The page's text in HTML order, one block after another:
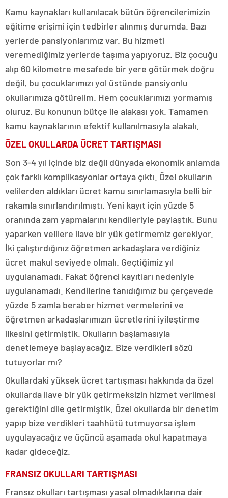
Kamu kaynakları kullanılacak bütün öğrencilerimizin
eğitime erişimi için tedbirler alınmış durumda. Bazı
yerlerde pansiyonlarımız var. Bu hizmeti
veremediğimiz yerlerde taşıma yapıyoruz. Biz çocuğu
alıp 60 kilometre mesafede bir yere götürmek doğru
değil, bu çocuklarımızı yol üstünde pansiyonlu
okullarımıza götürelim. Hem çocuklarımızı yormamış
oluruz. Bu konunun bütçe ile alakası yok. Tamamen
kamu kaynaklarının efektif kullanılmasıyla alakalı.
ÖZEL OKULLARDA ÜCRET TARTIŞMASI
Son 3-4 yıl içinde biz değil dünyada ekonomik anlamda
çok farklı komplikasyonlar ortaya çıktı. Özel okulların
velilerden aldıkları ücret kamu sınırlamasıyla belli bir
rakamla sınırlandırılmıştı. Yeni kayıt için yüzde 5
oranında zam yapmalarını kendileriyle paylaştık. Bunu
yaparken velilere ilave bir yük getirmemiz gerekiyor.
İki çalıştırdığınız öğretmen arkadaşlara verdiğiniz
ücret makul seviyede olmalı. Geçtiğimiz yıl
uygulanamadı. Fakat öğrenci kayıtları nedeniyle
uygulanamadı. Kendilerine tanıdığımız bu çerçevede
yüzde 5 zamla beraber hizmet vermelerini ve
öğretmen arkadaşlarımızın ücretlerini iyileştirme
ilkesini getirmiştik. Okulların başlamasıyla
denetlemeye başlayacağız. Bize verdikleri sözü
tutuyorlar mı?
Okullardaki yüksek ücret tartışması hakkında da özel
okullarda ilave bir yük getirmeksizin hizmet verilmesi
gerektiğini dile getirmiştik. Özel okullarda bir denetim
yapıp bize verdikleri taahhütü tutmuyorsa işlem
uygulayacağız ve üçüncü aşamada okul kapatmaya
kadar gideceğiz.
FRANSIZ OKULLARI TARTIŞMASI
Fransız okulları tartışması yasal olmadıklarına dair